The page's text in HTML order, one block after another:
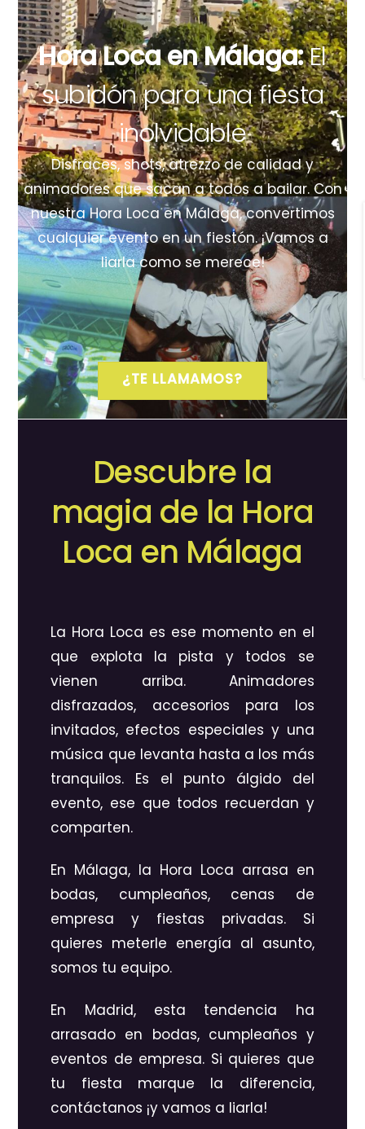
Hora Loca en Málaga:El
subidón para una fiesta
inolvidable
Disfraces, shots, atrezzo de calidad y
animadores que sacan a todos a bailar. Con
nuestra Hora Loca en Málaga, convertimos
cualquier evento en un fiestón. ¡Vamos a
liarla como se merece!
¿TE LLAMAMOS?
Descubre la
magia de la Hora
Loca en Málaga
La Hora Loca es ese momento en el
que explota la pista y todos se
vienen arriba. Animadores
disfrazados, accesorios para los
invitados, efectos especiales y una
música que levanta hasta a los más
tranquilos. Es el punto álgido del
evento, ese que todos recuerdan y
comparten.
En Málaga, la Hora Loca arrasa en
bodas, cumpleaños, cenas de
empresa y fiestas privadas. Si
quieres meterle energía al asunto,
somos tu equipo.
En Madrid, esta tendencia ha
arrasado en bodas, cumpleaños y
eventos de empresa. Si quieres que
tu fiesta marque la diferencia,
contáctanos ¡y vamos a liarla!